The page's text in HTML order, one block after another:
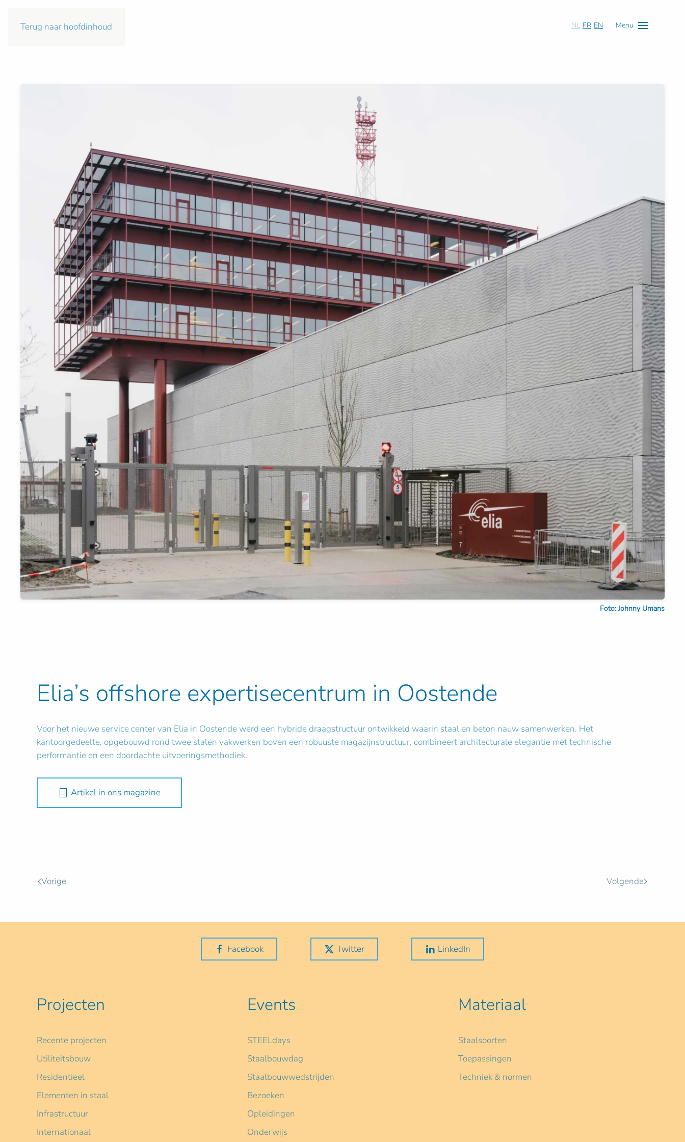
Terug naar hoofdinhoud NL FR EN Menu
Foto: Johnny Umans
Elia’s offshore expertisecentrum in Oostende
Voor het nieuwe service center van Elia in Oostende werd een hybride draagstructuur ontwikkeld waarin staal en beton nauw samenwerken. Het
kantoorgedeelte, opgebouwd rond twee stalen vakwerken boven een robuuste magazijnstructuur, combineert architecturale elegantie met technische
performantie en een doordachte uitvoeringsmethodiek.
Artikel in ons magazine
Vorige Volgende
Facebook Twitter LinkedIn
Projecten
Recente projecten
Utiliteitsbouw
Residentieel
Elementen in staal
Infrastructuur
Internationaal
Events
STEELdays
Staalbouwdag
Staalbouwwedstrijden
Bezoeken
Opleidingen
Onderwijs
Materiaal
Staalsoorten
Toepassingen
Techniek & normen